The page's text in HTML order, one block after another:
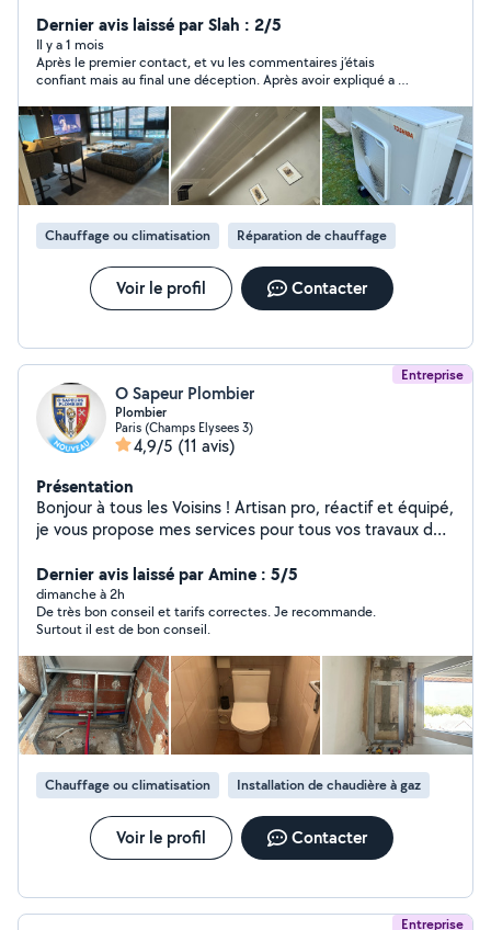
voisins ;-) à bientôt
Dernier avis laissé par Slah : 2/5
Il y a 1 mois
Après le premier contact, et vu les commentaires j’étais
confiant mais au final une déception. Après avoir expliqué a Mr
vous. Mais, résultat, pas de signe de vie, ce qui m’a fait perdre
mon temps… Donc, malheureusement, difficile de le
recommander.
Chauffage ou climatisation Réparation de chauffage
Voir le profil Contacter
Entreprise
O Sapeur Plombier
Plombier
Paris (Champs Elysees 3)
4,9/5 (11 avis)
Présentation
Bonjour à tous les Voisins ! Artisan pro, réactif et équipé,
je vous propose mes services pour tous vos travaux de
débouchage d'urgence. De l'évier bouché à la création
de réseaux extérieurs, je gère vos chantiers de A à Z
avec rigueur et transparence. Mes prestations :
Débouchage d'urgence (7j/7) : WC, éviers, lavabos,
regards et canalisations générales. Plomberie &
Sanitaire : Fuites, robinetterie, WC, ballons d'eau
chaude (cumulus, thermodynamique) et rénovation
complète de salle de bain. Chauffage : Installation,
déplacement et entretien de radiateurs ou réseaux.
Terrassement & VRD : Tranchées réseaux (eau, élec,
tout-à-l'égout), pose de regards, drains et gestion des
eaux pluviales. Pourquoi me choisir ? Réactivité :
Intervention rapide pour vos urgences. Équipé & Assuré
: Matériel pro et Garantie décennale à jour. Zéro
Dernier avis laissé par Amine : 5/5
dimanche à 2h
De très bon conseil et tarifs correctes. Je recommande.
Surtout il est de bon conseil.
Chauffage ou climatisation Installation de chaudière à gaz
Voir le profil Contacter
Entreprise